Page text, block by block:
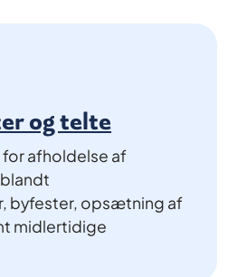
og telte
afholdelse af
byfester, opsætning af
midlertidige